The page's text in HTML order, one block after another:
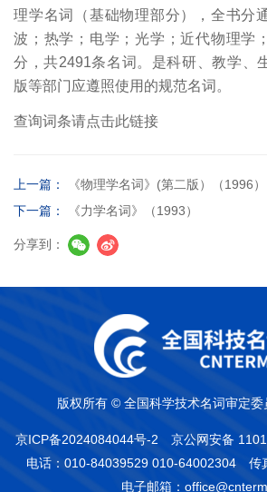
理学名词（基础物理部分），全书分
波；热学；电学；光学；近代物理学
分，共2491条名词。是科研、教学、
版等部门应遵照使用的规范名词。
查询词条请点击此链接
上一篇：
《物理学名词》(第二版）（1996）
下一篇：
《力学名词》（1993）
分享到：
版权所有 © 全国科学技术名词审定委
京ICP备2024084044号-2
京公网安备
电话：010-84039529 010-64002304
传
电子邮箱：